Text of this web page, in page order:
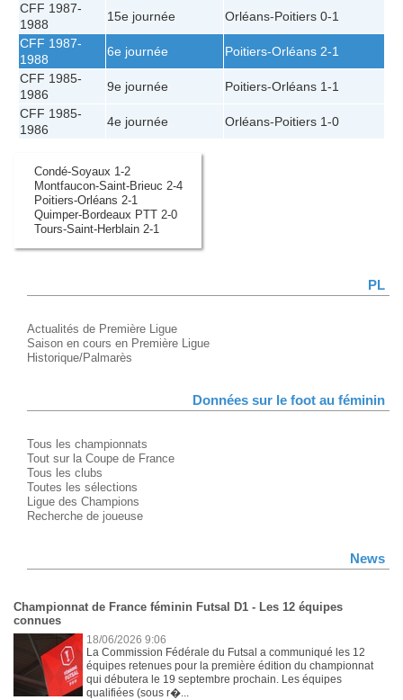
CFF 1987-
1988
15e journée Orléans-Poitiers 0-1
CFF 1987-
1988
6e journée Poitiers-Orléans 2-1
CFF 1985-
1986
9e journée Poitiers-Orléans 1-1
CFF 1985-
1986
4e journée Orléans-Poitiers 1-0
Condé-Soyaux 1-2
Montfaucon-Saint-Brieuc 2-4
Poitiers-Orléans 2-1
Quimper-Bordeaux PTT 2-0
Tours-Saint-Herblain 2-1
PL
Actualités de Première Ligue
Saison en cours en Première Ligue
Historique/Palmarès
Données sur le foot au féminin
Tous les championnats
Tout sur la Coupe de France
Tous les clubs
Toutes les sélections
Ligue des Champions
Recherche de joueuse
News
Championnat de France féminin Futsal D1 - Les 12 équipes
connues
18/06/2026 9:06
La Commission Fédérale du Futsal a communiqué les 12
équipes retenues pour la première édition du championnat
qui débutera le 19 septembre prochain. Les équipes
qualifiées (sous r�...